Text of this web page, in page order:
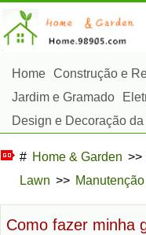
Home Construção e
Jardim e Gramado
Design e Decoração
Plantas, Flores e Ervas
# Home & Garden >>
Lawn >>
Como fazer minha